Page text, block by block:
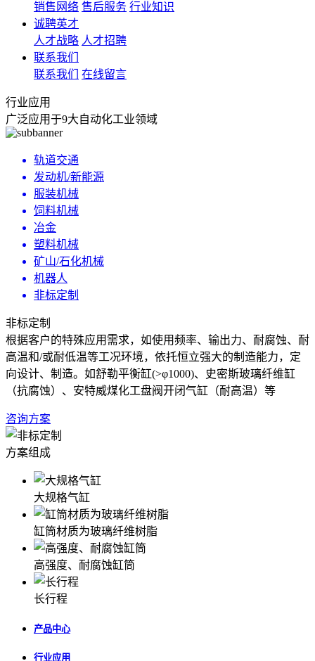
销售网络 售后服务 行业知识
诚聘英才
人才战略 人才招聘
联系我们
联系我们
在线留言
行业应用
广泛应用于9大自动化工业领域
轨道交通
发动机/新能源
服装机械
饲料机械
冶金
塑料机械
矿山/石化机械
机器人
非标定制
非标定制
根据客户的特殊应用需求，如使用频率、输出力、耐腐蚀、耐
高温和/或耐低温等工况环境，依托恒立强大的制造能力，定
向设计、制造。如舒勒平衡缸(>φ1000)、史密斯玻璃纤维缸
（抗腐蚀）、安特威煤化工盘阀开闭气缸（耐高温）等
咨询方案
方案组成
大规格气缸
缸筒材质为玻璃纤维树脂
高强度、耐腐蚀缸筒
长行程
产品中心
行业应用